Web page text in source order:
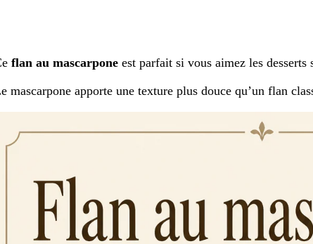
flan au mascarponeest parfait si vous aimez les desserts
mascarpone apporte une texture plus douce qu’un flan